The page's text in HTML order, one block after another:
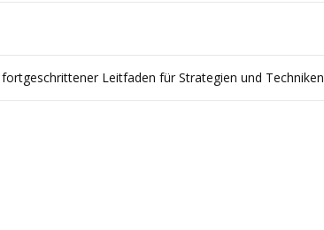
fortgeschrittener Leitfaden für Strategien und Techniken